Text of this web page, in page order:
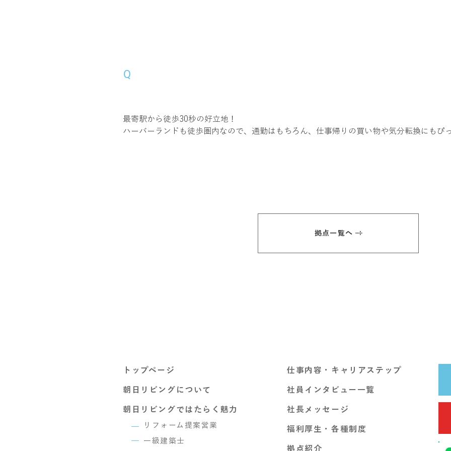
Q
最寄駅から徒歩30秒の好立地！
ハーバーランドも徒歩圏内なので、通勤はもちろん、仕事帰りの買い物や気分転換にもぴ
拠点一覧へ
トップページ
朝日リビングについて
朝日リビングではたらく魅力
リフォーム提案営業
一級建築士
​仕事内容・キャリアステップ
社員インタビュー一覧
社長メッセージ
福利厚生・各種制度
拠点紹介